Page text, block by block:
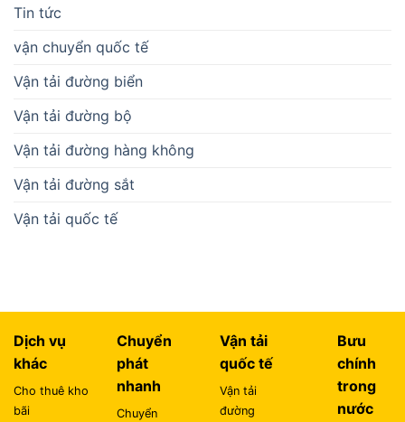
Tin tức
vận chuyển quốc tế
Vận tải đường biển
Vận tải đường bộ
Vận tải đường hàng không
Vận tải đường sắt
Vận tải quốc tế
Dịch vụ
khác
Cho thuê kho
bãi
Chuyển
phát
nhanh
Chuyển
Vận tải
quốc tế
Vận tải
đường
Bưu
chính
trong
nước